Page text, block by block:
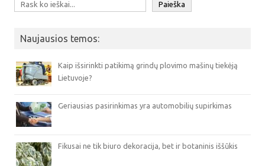
Paieška
Naujausios temos:
Kaip išsirinkti patikimą grindų plovimo mašinų tiekėją
Lietuvoje?
Geriausias pasirinkimas yra automobilių supirkimas
Fikusai ne tik biuro dekoracija, bet ir botaninis iššūkis